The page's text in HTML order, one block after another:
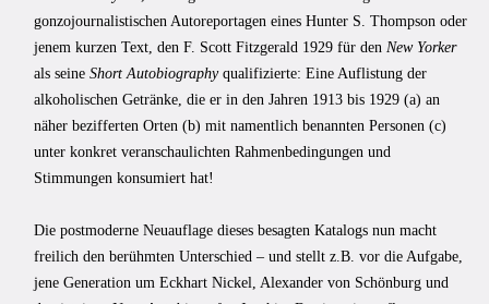
gonzojournalistischen Autoreportagen eines Hunter S. Thompson oder
jenem kurzen Text, den F. Scott Fitzgerald 1929 für den New Yorker
als seine Short Autobiography qualifizierte: Eine Auflistung der
alkoholischen Getränke, die er in den Jahren 1913 bis 1929 (a) an
näher bezifferten Orten (b) mit namentlich benannten Personen (c)
unter konkret veranschaulichten Rahmenbedingungen und
Stimmungen konsumiert hat!
Die postmoderne Neuauflage dieses besagten Katalogs nun macht
freilich den berühmten Unterschied – und stellt z.B. vor die Aufgabe,
jene Generation um Eckhart Nickel, Alexander von Schönburg und